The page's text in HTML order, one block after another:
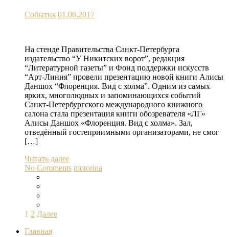
События 01.06.2017
На стенде Правительства Санкт-Петербурга
издательство “У Никитских ворот”, редакция
“Литературной газеты” и Фонд поддержки искусств
“Арт-Линия” провели презентацию новой книги Алисы
Даншох “Флоренция. Вид с холма”. Одним из самых
ярких, многолюдных и запоминающихся событий
Санкт-Петербургского международного книжного
салона стала презентация книги обозревателя «ЛГ»
Алисы Даншох «Флоренция. Вид с холма». Зал,
отведённый гостеприимными организаторами, не смог
[…]
Читать далее
No Comments motorina
Пагинация
записей
1 2 Далее
Главная